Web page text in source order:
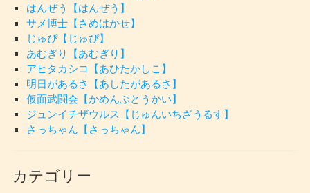
はんぜう【はんぜう】
サメ博士【さめはかせ】
じゅぴ【じゅぴ】
あむぎり【あむぎり】
アヒタカシコ【あひたかしこ】
明日があるさ【あしたがあるさ】
仮面武闘会【かめんぶとうかい】
ジュンイチザウルス【じゅんいちざうるす】
さっちゃん【さっちゃん】
カテゴリー